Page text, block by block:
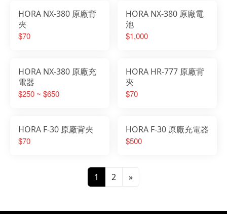
HORA NX-380 原廠背
夾
$70
HORA NX-380 原廠電
池
$1,000
HORA NX-380 原廠充
電器
$250 ~ $650
HORA HR-777 原廠背
夾
$70
HORA F-30 原廠背夾
$70
HORA F-30 原廠充電器
$500
1 2 »